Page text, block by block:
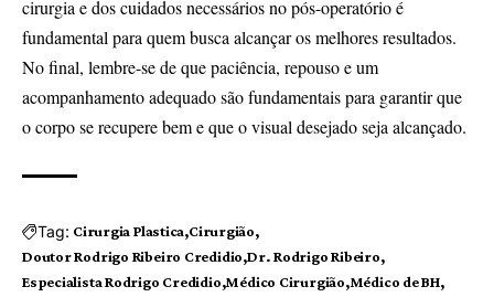
cirurgia e dos cuidados necessários no pós-operatório é
fundamental para quem busca alcançar os melhores resultados.
No final, lembre-se de que paciência, repouso e um
acompanhamento adequado são fundamentais para garantir que
o corpo se recupere bem e que o visual desejado seja alcançado.
Tag: Cirurgia Plastica Cirurgião
Doutor Rodrigo Ribeiro Credidio Dr. Rodrigo Ribeiro
Especialista Rodrigo Credidio Médico Cirurgião Médico de BH